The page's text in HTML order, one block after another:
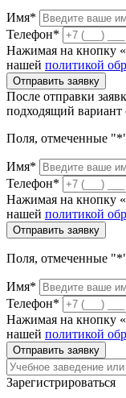
Имя*
Телефон*
Нажимая на кнопку
нашей политикой
Отправить заявку
После отправки
подходящий вариант
Поля, отмеченные
Имя*
Телефон*
Нажимая на кнопку
нашей политикой
Отправить заявку
Поля, отмеченные
Имя*
Телефон*
Нажимая на кнопку
нашей политикой
Отправить заявку
Зарегистрироваться